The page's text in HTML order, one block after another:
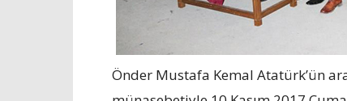
Önder Mustafa Kemal Atatürk’ün